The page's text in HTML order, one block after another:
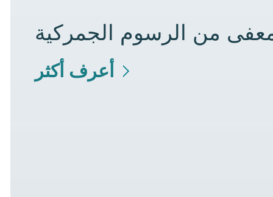
من الرسوم الجمركية
أعرف أكثر